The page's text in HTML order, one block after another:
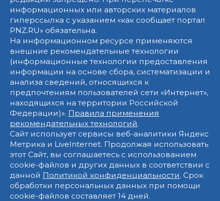
информационных или авторских материалов
гиперссылка с указанием «как сообщает портал
PNZ.RU» обязательна.
На информационном ресурсе применяются
внешние рекомендательные технологии
(информационные технологии предоставления
информации на основе сбора, систематизации и
анализа сведений, относящихся к
предпочтениям пользователей сети «Интернет»,
находящихся на территории Российской
Федерации)». Правила применения
рекомендательных технологий.
Сайт использует сервисы веб-аналитики Яндекс
Метрика и LiveInternet. Продолжая использовать
этот Сайт, вы соглашаетесь с использованием
cookie-файлов и других данных в соответствии с
данной Политикой конфиденциальности. Срок
обработки персональных данных при помощи
cookie-файлов составляет 14 дней.